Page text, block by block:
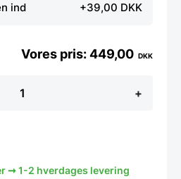
ind +39,00 DKK
+
449,00 DKK
➞ 1-2 hverdages levering